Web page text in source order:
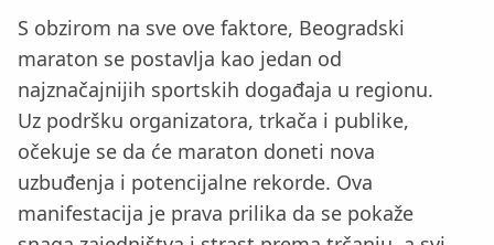
S obzirom na sve ove faktore, Beogradski
maraton se postavlja kao jedan od
najznačajnijih sportskih događaja u regionu.
Uz podršku organizatora, trkača i publike,
očekuje se da će maraton doneti nova
uzbuđenja i potencijalne rekorde. Ova
manifestacija je prava prilika da se pokaže